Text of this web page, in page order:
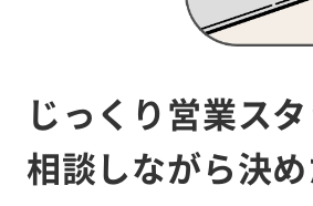
じっくり営業ス
相談しながら決め